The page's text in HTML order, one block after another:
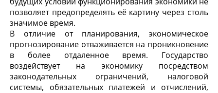
позволяет предопределять её картину через столь
значимое время.
В отличие от планирования, экономическое
прогнозирование отваживается на проникновение
в более отдаленное время. Государство
воздействует на экономику посредством
законодательных ограничений, налоговой
системы, обязательных платежей и отчислений,